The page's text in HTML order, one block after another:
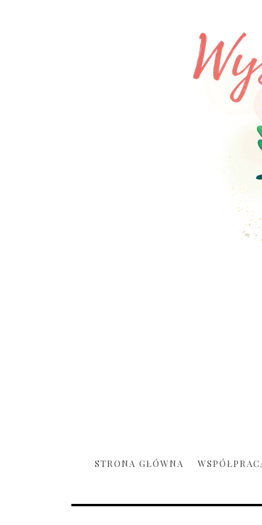
STRONA GŁÓWNA